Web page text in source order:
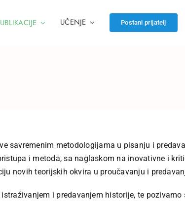
UČENJE Postani prijatelj
savremenim metodologijama u pisanju i
i metoda, sa naglaskom na inovativne i
novih teorijskih okvira u proučavanju i
i predavanjem historije, te pozivamo